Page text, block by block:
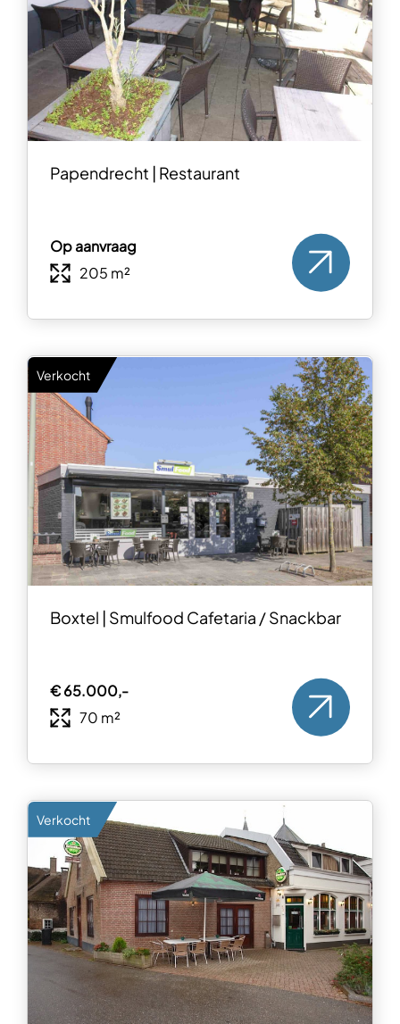
Papendrecht | Restaurant
Op aanvraag
205 m²
Verkocht
Boxtel | Smulfood Cafetaria / Snackbar
€ 65.000,-
70 m²
Verkocht